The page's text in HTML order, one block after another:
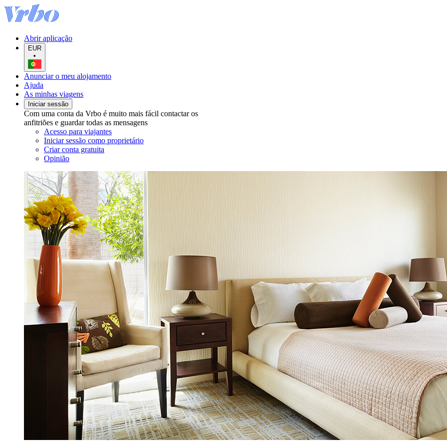
Abrir aplicação
EUR
•
Anunciar o meu alojamento
Ajuda
As minhas viagens
Iniciar sessão
Com uma conta da Vrbo é muito mais fácil contactar os
anfitriões e guardar todas as mensagens
Acesso para viajantes
Iniciar sessão como proprietário
Criar conta gratuita
Opinião